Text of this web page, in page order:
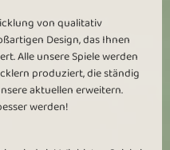
von qualitativ
Design, das Ihnen
Alle unsere Spiele werden
produziert, die ständig
aktuellen erweitern.
werden!